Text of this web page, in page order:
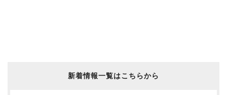
新着情報一覧はこちらから